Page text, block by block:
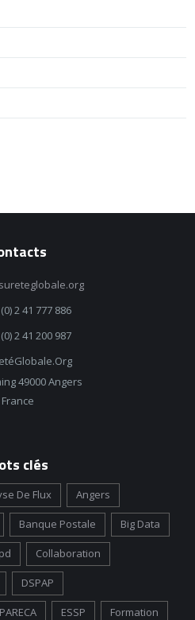
2 41 777 886
2 41 200 987
49000 Angers
France
clés
De Flux Angers
Banque Postale Big Data
Collaboration
DSPAP
ESSP Formation